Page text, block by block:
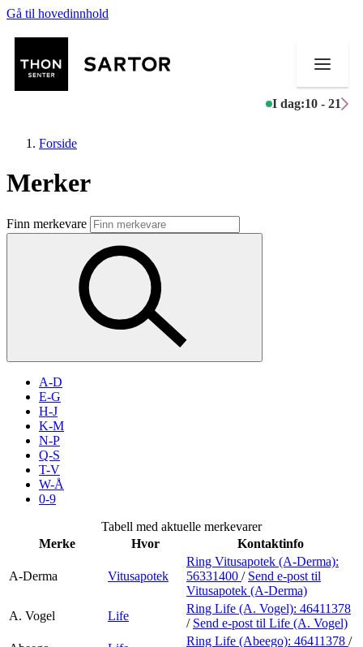
Gå til hovedinnhold
I dag:10 - 21
Butikker
Mat og drikke
Aktiviteter
Inspirasjon
Søk
Praktisk informasjon
Ledige stillinger
Magasin
Forside
Merker
Finn merkevare
A-D
E-G
H-J
K-M
N-P
Q-S
T-V
W-Å
0-9
Tabell med aktuelle merkevarer
Merke
Hvor Kontaktinfo
A-Derma Vitusapotek
Ring Vitusapotek (A-Derma):
56331400 / Send e-post til
Vitusapotek (A-Derma)
A. Vogel
Life
Ring Life (A. Vogel): 46411378
/ Send e-post til Life (A. Vogel)
Ring Life (Abeego): 46411378 /